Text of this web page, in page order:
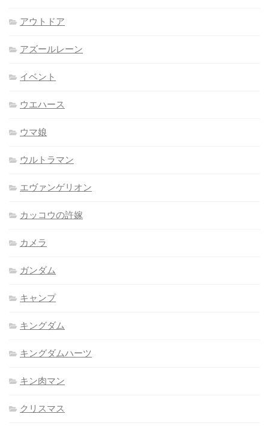
アウトドア
アズールレーン
イベント
ウエハース
ウマ娘
ウルトラマン
エヴァンゲリオン
カッコウの許嫁
カメラ
ガンダム
キャンプ
キングダム
キングダムハーツ
キン肉マン
クリスマス